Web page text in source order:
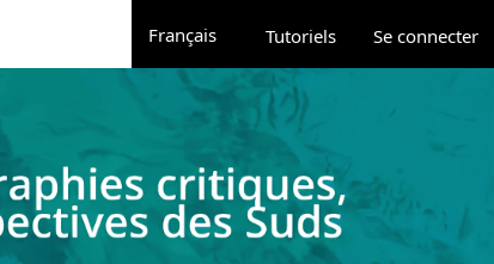
Changer de langue. La langue actuelle est
Français
Administration
Tutoriels Se connecter